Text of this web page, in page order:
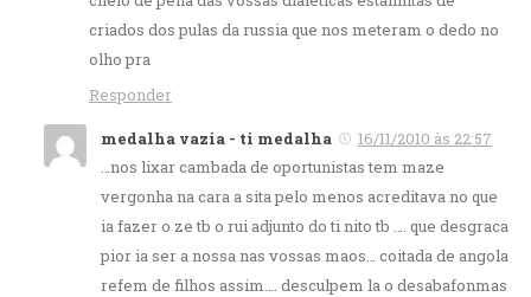
criados dos pulas da russia que nos meteram o dedo no
olho pra
Responder
medalha vazia - ti medalha
16/11/2010 às 22:57
…nos lixar cambada de oportunistas tem maze
vergonha na cara a sita pelo menos acreditava no que
ia fazer o ze tb o rui adjunto do ti nito tb …. que desgraca
pior ia ser a nossa nas vossas maos… coitada de angola
refem de filhos assim…. desculpem la o desabafonmas